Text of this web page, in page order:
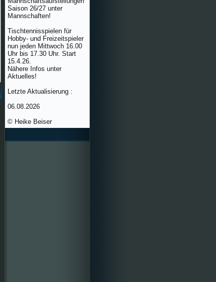
Saison 26/27 unter
Mannschaften!
Tischtennisspielen für
Hobby- und Freizeitspieler
nun jeden Mittwoch 16.00
Uhr bis 17.30 Uhr. Start
15.4.26.
Nähere Infos unter
Aktuelles!
Letzte Aktualisierung :
06.08.2026
© Heike Beiser